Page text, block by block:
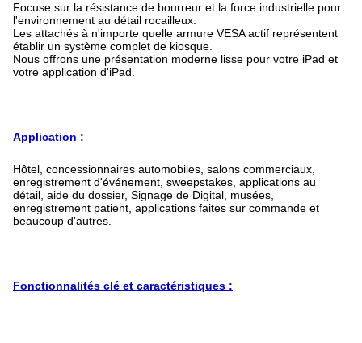
Focuse sur la résistance de bourreur et la force industrielle pour
l'environnement au détail rocailleux.
Les attachés à n'importe quelle armure VESA actif représentent
établir un système complet de kiosque.
Nous offrons une présentation moderne lisse pour votre iPad et
votre application d'iPad.
Application :
Hôtel, concessionnaires automobiles, salons commerciaux,
enregistrement d'événement, sweepstakes, applications au
détail, aide du dossier, Signage de Digital, musées,
enregistrement patient, applications faites sur commande et
beaucoup d'autres.
Fonctionnalités clé et caractéristiques :